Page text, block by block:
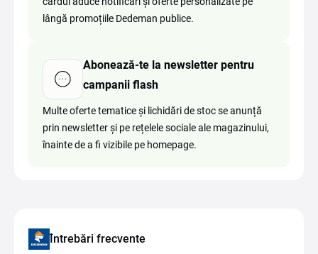
lângă promoțiile Dedeman publice.
Abonează-te la newsletter pentru
campanii flash
Multe oferte tematice și lichidări de stoc se anunță
prin newsletter și pe rețelele sociale ale magazinului,
înainte de a fi vizibile pe homepage.
Întrebări frecvente